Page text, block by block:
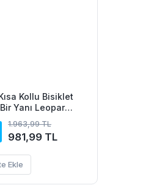
Kollu Bisiklet
Yanı Leopar
1.963,99 TL
981,99 TL
Ekle